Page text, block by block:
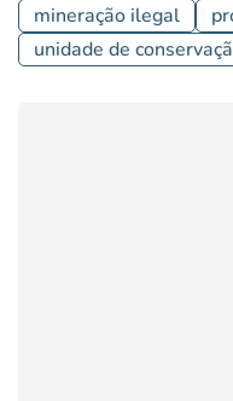
mineração ilegal
unidade de